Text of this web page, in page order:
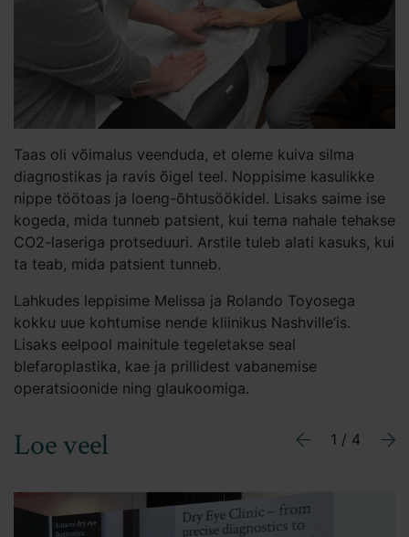
Taas oli võimalus veenduda, et oleme kuiva silma
diagnostikas ja ravis õigel teel. Noppisime kasulikke
nippe töötoas ja loeng-õhtusöökidel. Lisaks saime ise
kogeda, mida tunneb patsient, kui tema nahale tehakse
CO2-laseriga protseduuri. Arstile tuleb alati kasuks, kui
ta teab, mida patsient tunneb.
Lahkudes leppisime Melissa ja Rolando Toyosega
kokku uue kohtumise nende kliinikus Nashville’is.
Lisaks eelpool mainitule tegeletakse seal
blefaroplastika, kae ja prillidest vabanemise
operatsioonide ning glaukoomiga.
Loe veel Previous
2 / 4